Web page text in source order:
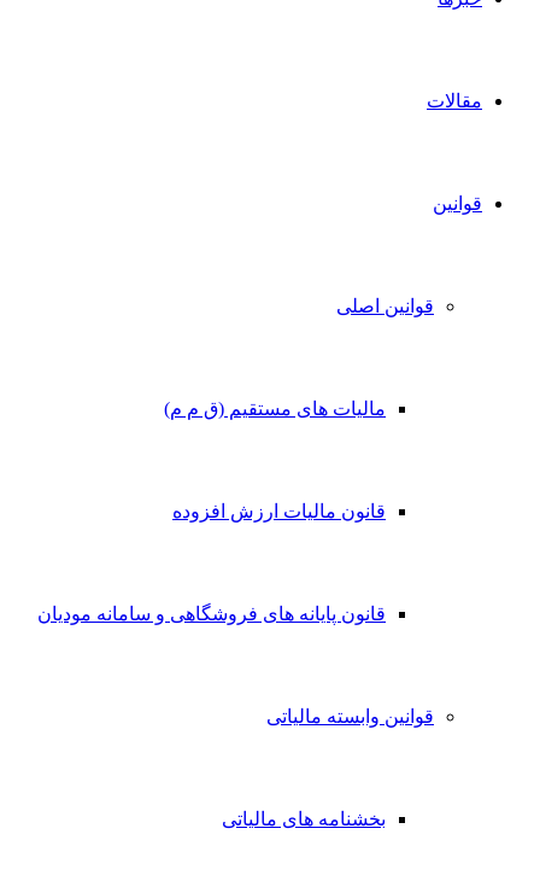
مقالات
قوانین
قوانین اصلی
مالیات های مستقیم (ق م م)
قانون مالیات ارزش افزوده
قانون پایانه های فروشگاهی و سامانه مودیان
قوانین وابسته مالیاتی
بخشنامه های مالیاتی